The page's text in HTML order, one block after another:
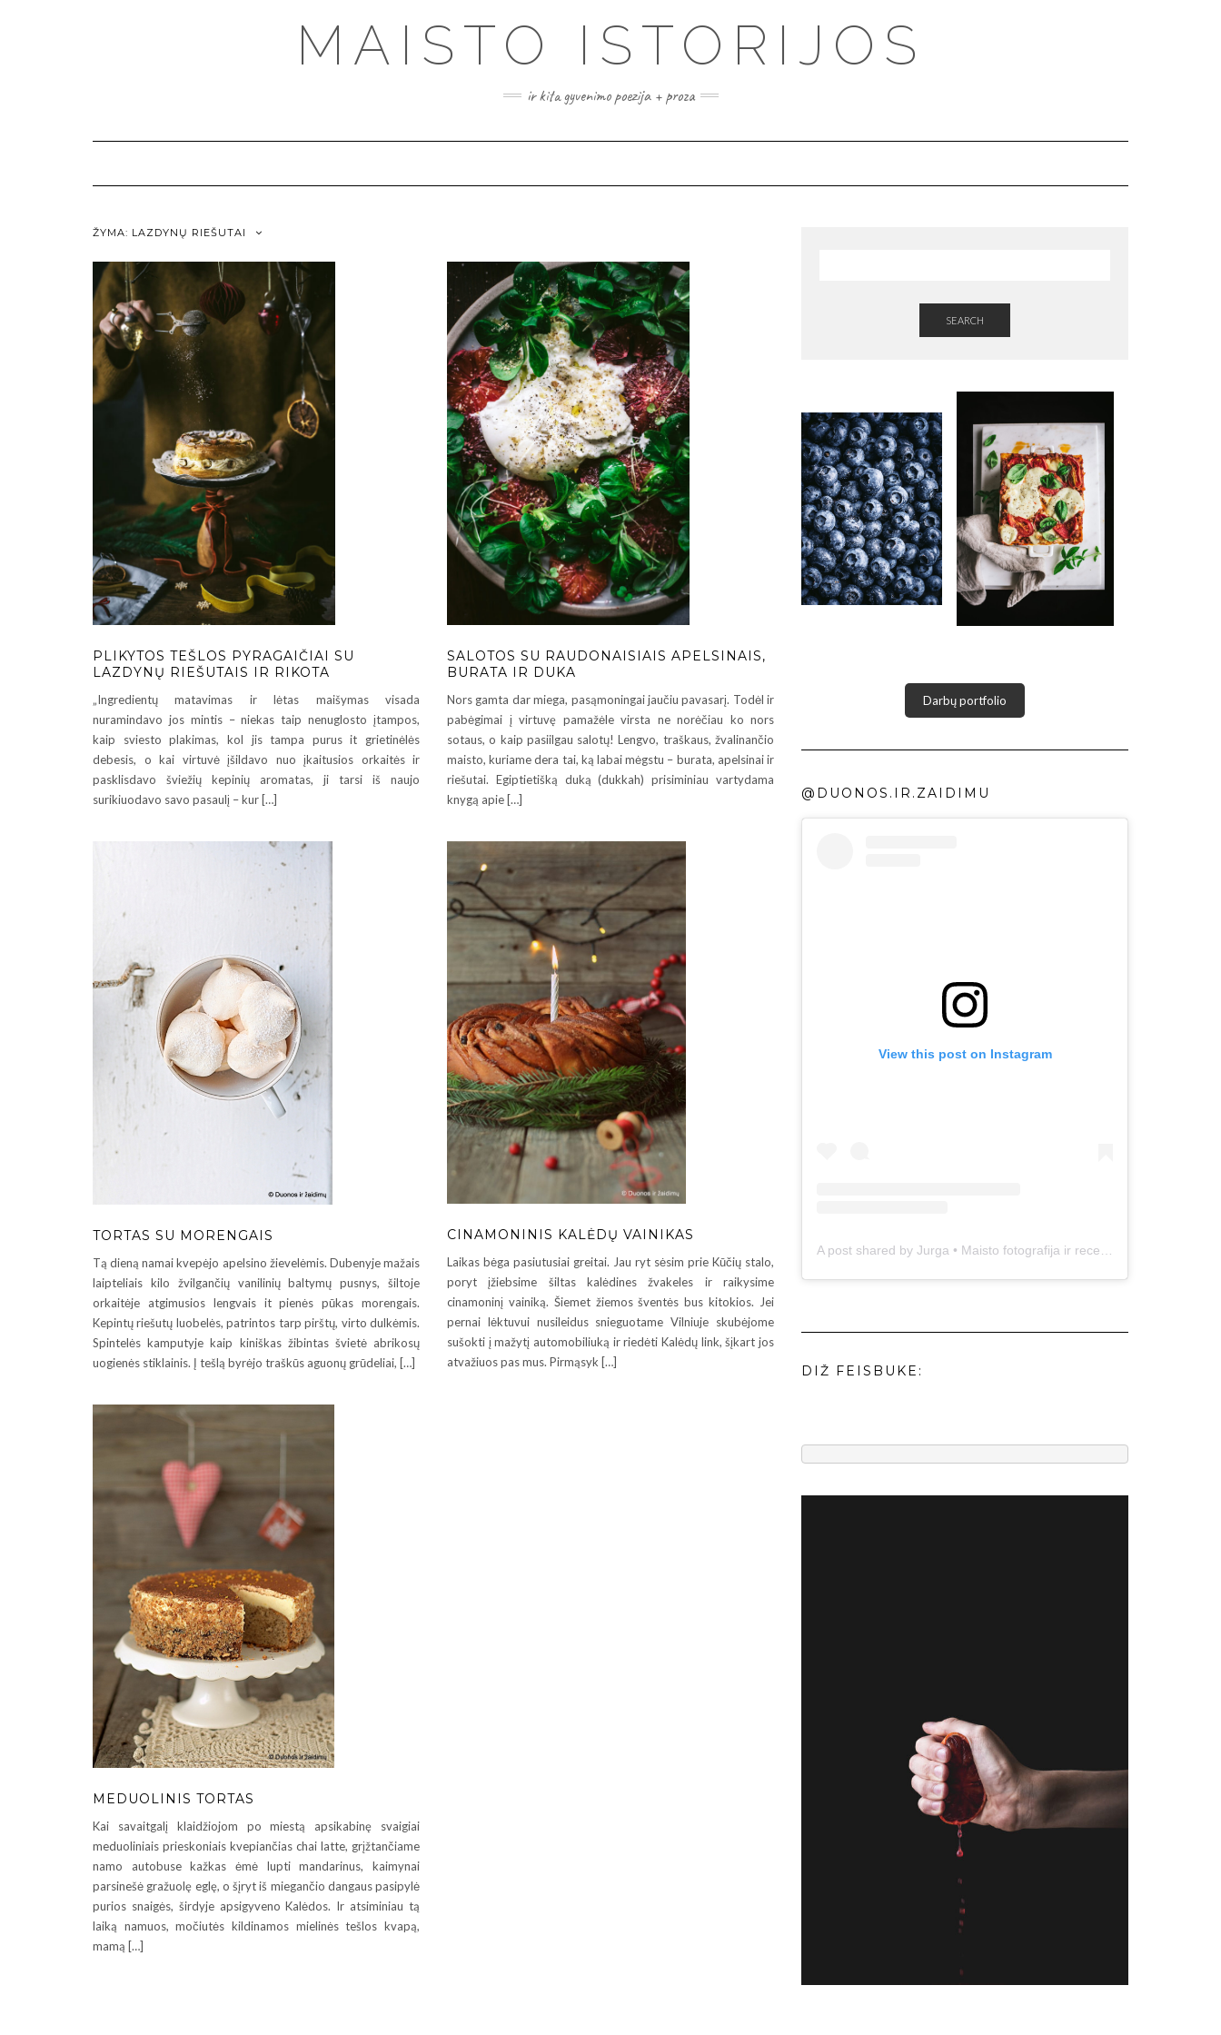
MAISTO ISTORIJOS
ir kita gyvenimo poezija + proza
ŽYMA: LAZDYNŲ RIEŠUTAI
PLIKYTOS TEŠLOS PYRAGAIČIAI SU
LAZDYNŲ RIEŠUTAIS IR RIKOTA
„Ingredientų matavimas ir lėtas maišymas visada
nuramindavo jos mintis – niekas taip nenuglosto įtampos,
kaip sviesto plakimas, kol jis tampa purus it grietinėlės
debesis, o kai virtuvė įšildavo nuo įkaitusios orkaitės ir
pasklisdavo šviežių kepinių aromatas, ji tarsi iš naujo
surikiuodavo savo pasaulį – kur […]
SALOTOS SU RAUDONAISIAIS APELSINAIS,
BURATA IR DUKA
Nors gamta dar miega, pasąmoningai jaučiu pavasarį. Todėl ir
pabėgimai į virtuvę pamažėle virsta ne norėčiau ko nors
sotaus, o kaip pasiilgau salotų! Lengvo, traškaus, žvalinančio
maisto, kuriame dera tai, ką labai mėgstu – burata, apelsinai ir
riešutai. Egiptietišką duką (dukkah) prisiminiau vartydama
knygą apie […]
TORTAS SU MORENGAIS
Tą dieną namai kvepėjo apelsino žievelėmis. Dubenyje mažais
laipteliais kilo žvilgančių vanilinių baltymų pusnys, šiltoje
orkaitėje atgimusios lengvais it pienės pūkas morengais.
Kepintų riešutų luobelės, patrintos tarp pirštų, virto dulkėmis.
Spintelės kamputyje kaip kiniškas žibintas švietė abrikosų
uogienės stiklainis. Į tešlą byrėjo traškūs aguonų grūdeliai, […]
CINAMONINIS KALĖDŲ VAINIKAS
Laikas bėga pasiutusiai greitai. Jau ryt sėsim prie Kūčių stalo,
poryt įžiebsime šiltas kalėdines žvakeles ir raikysime
cinamoninį vainiką. Šiemet žiemos šventės bus kitokios. Jei
pernai lėktuvui nusileidus snieguotame Vilniuje skubėjome
sušokti į mažytį automobiliuką ir riedėti Kalėdų link, šįkart jos
atvažiuos pas mus. Pirmąsyk […]
MEDUOLINIS TORTAS
Kai savaitgalį klaidžiojom po miestą apsikabinę svaigiai
meduoliniais prieskoniais kvepiančias chai latte, grįžtančiame
namo autobuse kažkas ėmė lupti mandarinus, kaimynai
parsinešė gražuolę eglę, o šįryt iš miegančio dangaus pasipylė
purios snaigės, širdyje apsigyveno Kalėdos. Ir atsiminiau tą
laiką namuos, močiutės kildinamos mielinės tešlos kvapą,
mamą […]
SEARCH
Darbų portfolio
@DUONOS.IR.ZAIDIMU
View this post on Instagram
DIŽ FEISBUKE: